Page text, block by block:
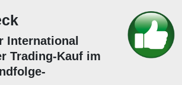
International
Trading-Kauf im